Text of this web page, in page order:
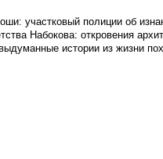
участковый полиции об
Набокова: откровения
истории из жизни